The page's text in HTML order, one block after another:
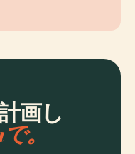
画し
。